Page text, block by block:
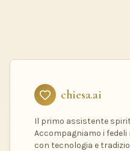
chiesa.ai
Il primo assistente
Accompagniamo i
con tecnologia e